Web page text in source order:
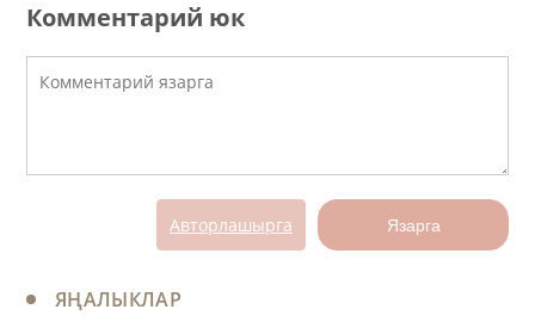
Комментарий юк
Авторлашырга Язарга
ЯҢАЛЫКЛАР